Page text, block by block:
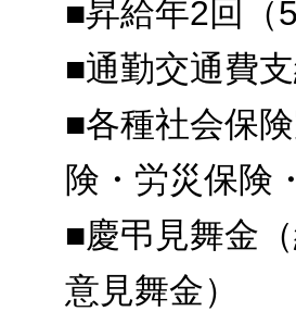
■昇給年2回（
■通勤交通費
■各種社会保
険・労災保険
■慶弔見舞金
意見舞金）